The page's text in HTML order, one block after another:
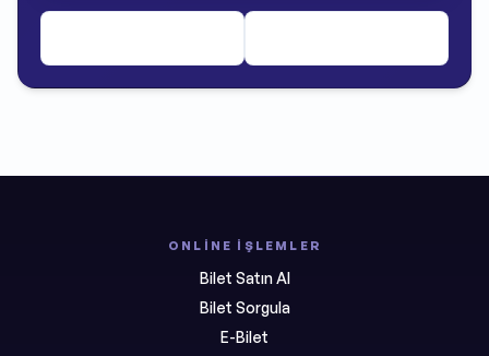
ONLINE İŞLEMLER
Bilet Satın Al
Bilet Sorgula
E-Bilet